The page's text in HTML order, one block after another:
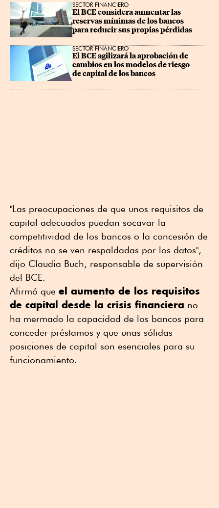
SECTOR FINANCIERO
El BCE considera aumentar las
reservas mínimas de los bancos
para reducir sus propias pérdidas
SECTOR FINANCIERO
El BCE agilizará la aprobación de
cambios en los modelos de riesgo
de capital de los bancos
"Las preocupaciones de que unos requisitos de
capital adecuados puedan socavar la
competitividad de los bancos o la concesión de
créditos no se ven respaldadas por los datos",
dijo Claudia Buch, responsable de supervisión
del BCE.
Afirmó que el aumento de los requisitos
de capital desde la crisis financiera no
ha mermado la capacidad de los bancos para
conceder préstamos y que unas sólidas
posiciones de capital son esenciales para su
funcionamiento.